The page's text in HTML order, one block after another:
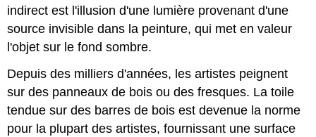
indirect est l'illusion d'une lumière provenant d'une
source invisible dans la peinture, qui met en valeur
l'objet sur le fond sombre.
Depuis des milliers d'années, les artistes peignent
sur des panneaux de bois ou des fresques. La toile
tendue sur des barres de bois est devenue la norme
pour la plupart des artistes, fournissant une surface